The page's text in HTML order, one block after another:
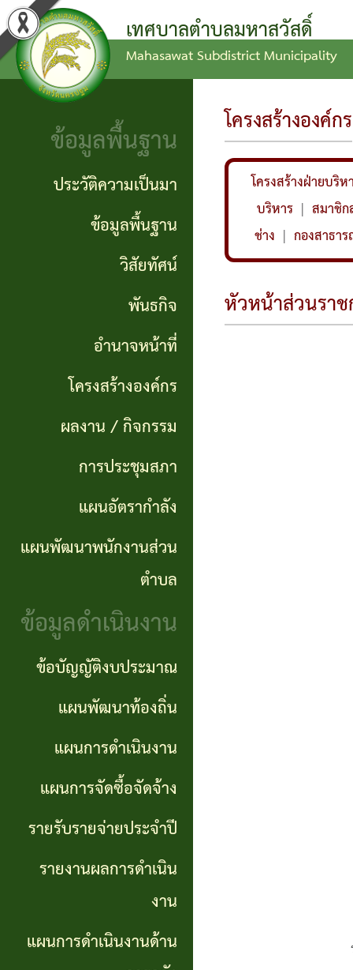
ข่าว
ประกาศ
ทั่วไป
ประกาศ
จัดซื้อ
จัดจ้าง
รายงาน
จัดซื้อ
จัดจ้าง
ข่าว
จัด
ซื้อ
จ้าง
ภาค
รัฐ
(e-
GP)
คู่มือ
การ
งาน
เจ้า
ข้อ
งบ
ประมาณ
แผน
พัฒนา
แผนการ
ดำเนิน
งาน
แผนการ
จัดซื้อ
ราย
จ่าย
ประจำ
ปี
รายงาน
ผลการ
ดำเนิน
งานด้าน
ประวัติ
เป็นมา
ข้อมูล
พื้น
ฐาน
กิจ
หน้าที่
โครงสร้าง
องค์กร
/
กิจกรรม
การ
ประชุม
สภา
แผน
กำลัง
แผน
เทศบาลตำบลมหาสวัสดิ์
Mahasawat Subdistrict Municipality
ข้อมูลพื้นฐาน
ประวัติความเป็นมา
ข้อมูลพื้นฐาน
วิสัยทัศน์
พันธกิจ
อำนาจหน้าที่
โครงสร้างองค์กร
ผลงาน / กิจกรรม
การประชุมสภา
แผนอัตรากำลัง
แผนพัฒนาพนักงานส่วน
ตำบล
ข้อมูลดำเนินงาน
ข้อบัญญัติงบประมาณ
แผนพัฒนาท้องถิ่น
แผนการดำเนินงาน
แผนการจัดซื้อจัดจ้าง
รายรับรายจ่ายประจำปี
รายงานผลการดำเนิน
งาน
แผนการดำเนินงานด้าน
โครงสร้างองค์กร
โครงสร้างฝ่ายบริห
บริหาร | สมาชิ
ช่าง | กองสาธา
หัวหน้าส่วนราช